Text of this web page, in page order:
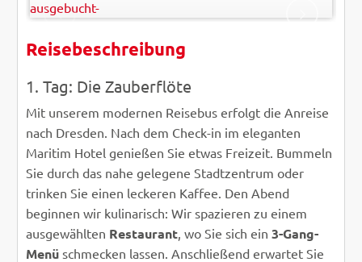
ZURÜCK
Reisebeschreibung
1. Tag: Die Zauberflöte
Mit unserem modernen Reisebus erfolgt die Anreise
nach Dresden. Nach dem Check-in im eleganten
Maritim Hotel genießen Sie etwas Freizeit. Bummeln
Sie durch das nahe gelegene Stadtzentrum oder
trinken Sie einen leckeren Kaffee. Den Abend
beginnen wir kulinarisch: Wir spazieren zu einem
ausgewählten Restaurant, wo Sie sich ein3-Gang-
Menü schmecken lassen. Anschließend erwartet Sie